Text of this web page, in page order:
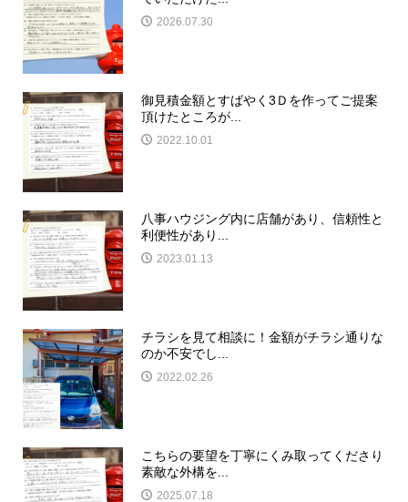
2026.07.30
御見積金額とすばやく3Ｄを作ってご提案
頂けたところが...
2022.10.01
八事ハウジング内に店舗があり、信頼性と
利便性があり...
2023.01.13
チラシを見て相談に！金額がチラシ通りな
のか不安でし...
2022.02.26
こちらの要望を丁寧にくみ取ってくださり
素敵な外構を...
2025.07.18